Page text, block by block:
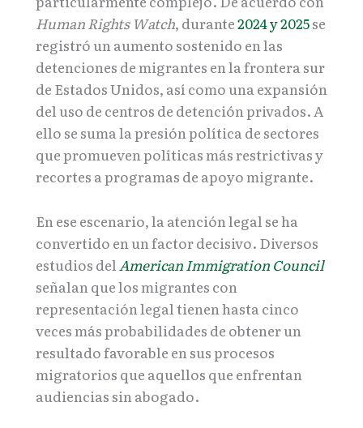
Human Rights Watch, durante2024 y 2025se
registró un aumento sostenido en las
detenciones de migrantes en la frontera sur
de Estados Unidos, así como una expansión
del uso de centros de detención privados. A
ello se suma la presión política de sectores
que promueven políticas más restrictivas y
recortes a programas de apoyo migrante.
En ese escenario, la atención legal se ha
convertido en un factor decisivo. Diversos
estudios del American Immigration Council
señalan que los migrantes con
representación legal tienen hasta cinco
veces más probabilidades de obtener un
resultado favorable en sus procesos
migratorios que aquellos que enfrentan
audiencias sin abogado.